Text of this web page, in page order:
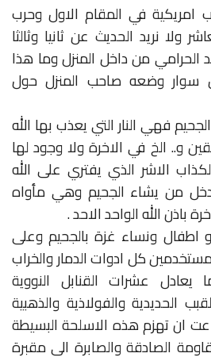
في المقام الاول وحرب
ولا نريد الحديث عن ثانيا وثالثا
من داخل المنزل وما هذا
سوار وضعه صاحب المنزل حول
فهي النار التي يعذب بها الله
و.. الخ في الاخرة ولا وجود لها
الاشر الذي يفتري على الله
من يشاء الجحيم وهي مأواه
باذن الله الواحد الاحد .
اطفال ونساء غزة بالجحيم وعلى
من 700 يوم مستخدمين كل ادوات الدمار والخراب
يعادل عشرات القنابل النووية
الحديدية والفولاذية والذهبية
ان تهزم هذه الاسلحة البسيطة
الصادقة والصابرة الى مقبرة